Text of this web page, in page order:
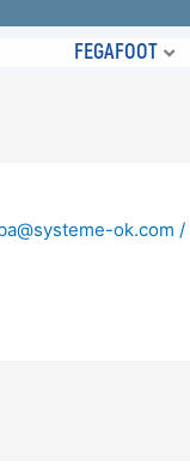
FEGAFOOT
ok.com /